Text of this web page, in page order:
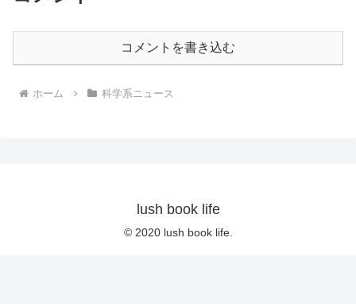
コメントを書き込む
ホーム 科学系ニュース
lush book life
© 2020 lush book life.